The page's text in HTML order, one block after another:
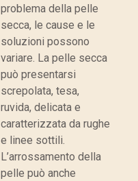
problema della pelle
secca, le cause e le
soluzioni possono
variare. La pelle secca
può presentarsi
screpolata, tesa,
ruvida, delicata e
caratterizzata da rughe
e linee sottili.
L’arrossamento della
pelle può anche